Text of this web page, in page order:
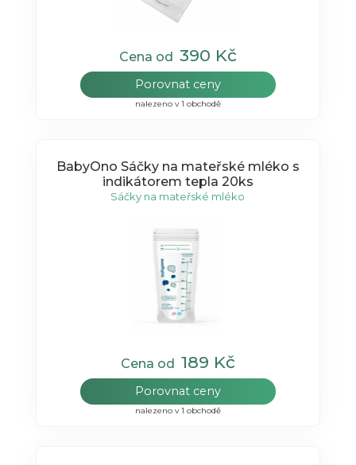
Cena od 390 Kč
Porovnat ceny
nalezeno v 1 obchodě
BabyOno Sáčky na mateřské mléko s
indikátorem tepla 20ks
Sáčky na mateřské mléko
Cena od 189 Kč
Porovnat ceny
nalezeno v 1 obchodě